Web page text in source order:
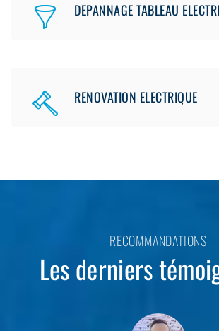
DEPANNAGE TABLEAU
RENOVATION ELECTRIQUE
RECOMMANDATIONS
Les derniers